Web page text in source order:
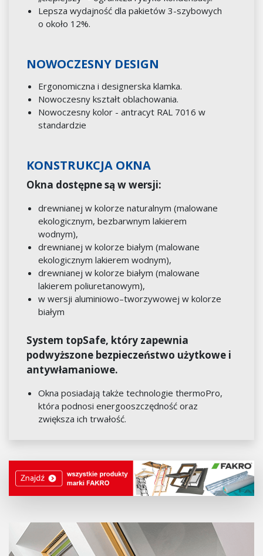
Lepsza wydajność dla pakietów 3-szybowych
o około 12%.
NOWOCZESNY DESIGN
Ergonomiczna i designerska klamka.
Nowoczesny kształt oblachowania.
Nowoczesny kolor - antracyt RAL 7016 w
standardzie
KONSTRUKCJA OKNA
Okna dostępne są w wersji:
drewnianej w kolorze naturalnym (malowane
ekologicznym, bezbarwnym lakierem
wodnym),
drewnianej w kolorze białym (malowane
ekologicznym lakierem wodnym),
drewnianej w kolorze białym (malowane
lakierem poliuretanowym),
w wersji aluminiowo–tworzywowej w kolorze
białym
System topSafe, który zapewnia
podwyższone bezpieczeństwo użytkowe i
antywłamaniowe.
Okna posiadają także technologie thermoPro,
która podnosi energooszczędność oraz
zwiększa ich trwałość.